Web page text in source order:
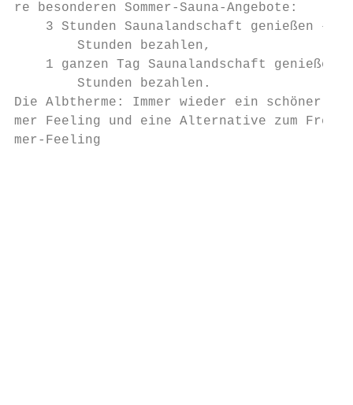
re besonderen Sommer-Sauna-Angebote:
3 Stunden Saunalandschaft genießen –
        Stunden bezahlen,
1 ganzen Tag Saunalandschaft genießen
        Stunden bezahlen.
Die Albtherme: Immer wieder ein schöner
mer Feeling und eine Alternative zum
mer-Feeling